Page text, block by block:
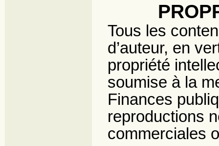
Tous les
d’auteur, en
propriété
soumise à la
Finances
reproductions
commerciales